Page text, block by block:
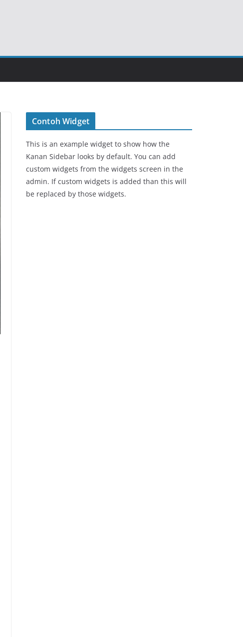
Contoh Widget
This is an example widget to show how the
Kanan Sidebar looks by default. You can add
custom widgets from the widgets screen in the
admin. If custom widgets is added than this will
be replaced by those widgets.